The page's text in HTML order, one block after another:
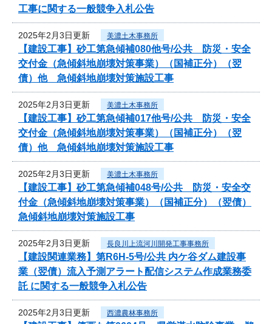
工事に関する一般競争入札公告
2025年2月3日更新 美濃土木事務所
【建設工事】砂工第急傾補080他号/公共 防災・安全
交付金（急傾斜地崩壊対策事業）（国補正分）（翌
債）他 急傾斜地崩壊対策施設工事
2025年2月3日更新 美濃土木事務所
【建設工事】砂工第急傾補017他号/公共 防災・安全
交付金（急傾斜地崩壊対策事業）（国補正分）（翌
債）他 急傾斜地崩壊対策施設工事
2025年2月3日更新 美濃土木事務所
【建設工事】砂工第急傾補048号/公共 防災・安全交
付金（急傾斜地崩壊対策事業）（国補正分）（翌債）
急傾斜地崩壊対策施設工事
2025年2月3日更新 長良川上流河川開発工事事務所
【建設関連業務】第R6H-5号/公共 内ケ谷ダム建設事
業（翌債）流入予測アラート配信システム作成業務委
託 に関する一般競争入札公告
2025年2月3日更新 西濃農林事務所